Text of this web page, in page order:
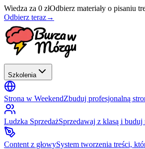
Wiedza za 0 złOdbierz materiały o pisaniu
Odbierz teraz→
Szkolenia
Strona w WeekendZbuduj profesjonalną
Ludzka SprzedażSprzedawaj z klasą i buduj
Content z głowySystem tworzenia treści,